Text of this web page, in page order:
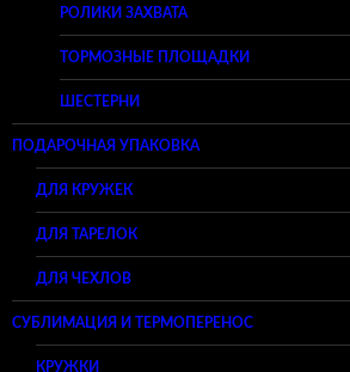
РОЛИКИ ЗАХВАТА
ТОРМОЗНЫЕ ПЛОЩАДКИ
ШЕСТЕРНИ
ПОДАРОЧНАЯ УПАКОВКА
ДЛЯ КРУЖЕК
ДЛЯ ТАРЕЛОК
ДЛЯ ЧЕХЛОВ
СУБЛИМАЦИЯ И ТЕРМОПЕРЕНОС
КРУЖКИ